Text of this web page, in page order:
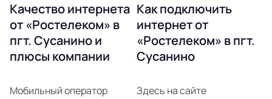
Качество интернета
от «Ростелеком» в
пгт. Сусанино и
плюсы компании
Мобильный оператор
Как подключить
интернет от
«Ростелеком» в пгт.
Сусанино
Здесь на сайте